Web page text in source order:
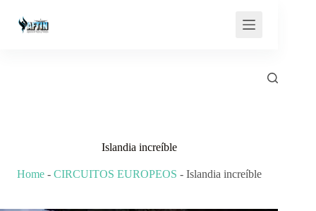
contenido
Islandia increíble
Home- CIRCUITOS EUROPEOS - Islandia increíble